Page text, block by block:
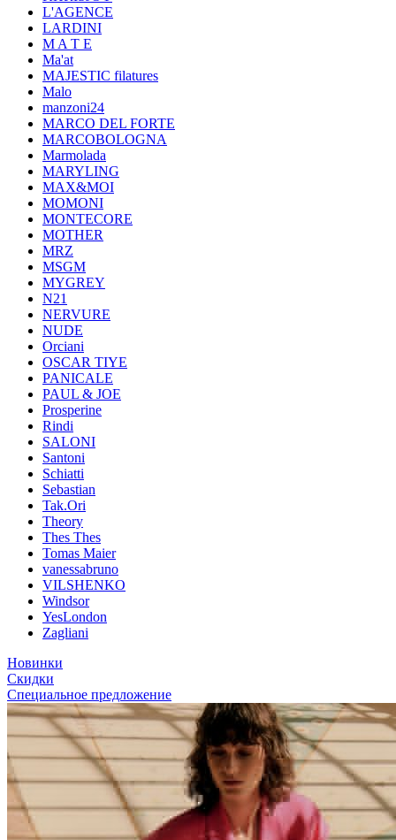
L'AGENCE
LARDINI
M A T E
Ma'at
MAJESTIC filatures
Malo
manzoni24
MARCO DEL FORTE
MARCOBOLOGNA
Marmolada
MARYLING
MAX&MOI
MOMONI
MONTECORE
MOTHER
MRZ
MSGM
MYGREY
N21
NERVURE
NUDE
Orciani
OSCAR TIYE
PANICALE
PAUL & JOE
Prosperine
Rindi
SALONI
Santoni
Schiatti
Sebastian
Tak.Ori
Theory
Thes Thes
Tomas Maier
vanessabruno
VILSHENKO
Windsor
YesLondon
Zagliani
Новинки
Скидки
Специальное предложение